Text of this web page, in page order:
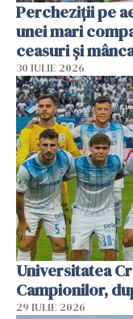
Percheziții pe
unei mari
ceasuri și
30 IULIE 2026
Universitatea
Campionilor,
29 IULIE 2026